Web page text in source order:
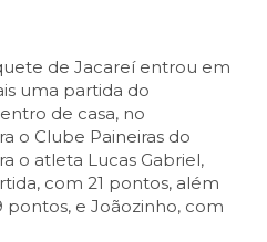
de Jacareí entrou em
uma partida do
de casa, no
o Clube Paineiras do
o atleta Lucas Gabriel,
com 21 pontos, além
pontos, e Joãozinho, com